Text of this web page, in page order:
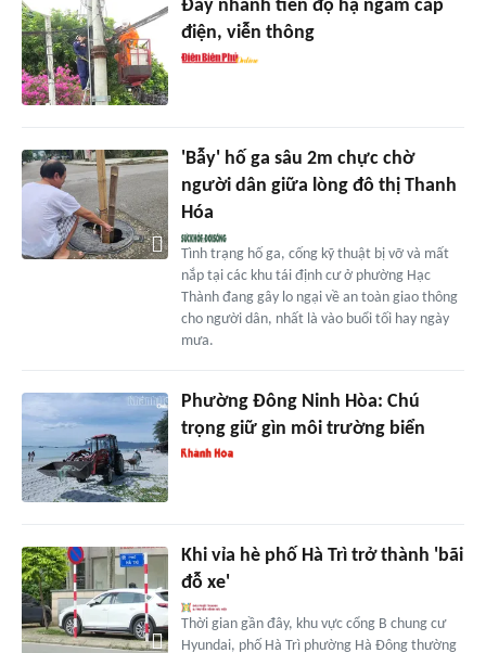
Đẩy nhanh tiến độ hạ ngầm cáp
điện, viễn thông
'Bẫy' hố ga sâu 2m chực chờ
người dân giữa lòng đô thị Thanh
Hóa
Tình trạng hố ga, cống kỹ thuật bị vỡ và mất
nắp tại các khu tái định cư ở phường Hạc
Thành đang gây lo ngại về an toàn giao thông
cho người dân, nhất là vào buổi tối hay ngày
mưa.
Phường Đông Ninh Hòa: Chú
trọng giữ gìn môi trường biển
Khi vỉa hè phố Hà Trì trở thành 'bãi
đỗ xe'
Thời gian gần đây, khu vực cổng B chung cư
Hyundai, phố Hà Trì phường Hà Đông thường